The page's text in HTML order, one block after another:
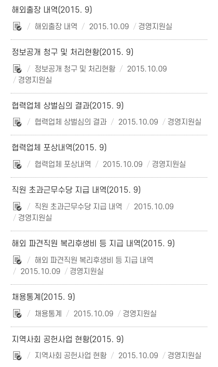
해외출장 내역(2015. 9)
해외출장 내역
2015.10.09 경영지원실
정보공개 청구 및 처리현황(2015. 9)
정보공개 청구 및 처리현황
2015.10.09
경영지원실
협력업체 상벌심의 결과(2015. 9)
협력업체 상벌심의 결과
2015.10.09 경영지원실
협력업체 포상내역(2015. 9)
협력업체 포상내역
2015.10.09 경영지원실
직원 초과근무수당 지급 내역(2015. 9)
직원 초과근무수당 지급 내역
2015.10.09
경영지원실
해외 파견직원 복리후생비 등 지급 내역(2015. 9)
해외 파견직원 복리후생비 등 지급 내역
2015.10.09
경영지원실
채용통계(2015. 9)
채용통계
2015.10.09 경영지원실
지역사회 공헌사업 현황(2015. 9)
지역사회 공헌사업 현황
2015.10.09 경영지원실